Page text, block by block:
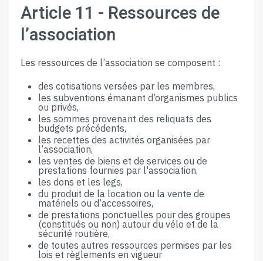
Article​ ​11​ ​-​ ​Ressources​ ​de​ ​
l’association
Les​ ​ressources​ ​de​ ​l’association​ ​se​ ​composent​ ​:
des​ ​cotisations​ ​versées​ ​par​ ​les​ ​membres,
les​ ​subventions​ ​émanant​ ​d’organismes​ ​publics​ ​
ou​ ​privés,
les​ ​sommes​ ​provenant​ ​des​ ​reliquats​ ​des​ ​
budgets​ ​précédents,
les​ ​recettes​ ​des​ ​activités​ ​organisées​ ​par​ ​
l’association,
les​ ​ventes​ ​de​ ​biens​ ​et​ ​de​ ​services​ ​ou​ ​de​ ​
prestations​ ​fournies​ ​par​ ​l'association,
les​ ​dons​ ​et​ ​les​ ​legs,
du​ ​produit​ ​de​ ​la​ ​location​ ​ou​ ​la​ ​vente​ ​de​ ​
matériels​ ​ou​ ​d’accessoires,
de​ ​prestations​ ​ponctuelles​ ​pour​ ​des​ ​groupes​ ​
(constitués​ ​ou​ ​non)​ ​autour​ ​du​ ​vélo​ ​et​ ​de​ ​la
sécurité​ ​routière,
de​ ​toutes​ ​autres​ ​ressources​ ​permises​ ​par​ ​les​ ​
lois​ ​et​ ​règlements​ ​en​ ​vigueur